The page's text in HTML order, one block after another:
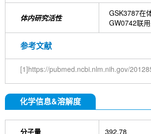
体内研究活性
GSK3787在
GW0742联
参考文献
[1]https://pubmed.ncbi.nlm.nih.gov/
化学信息&溶解度
分子量 392.78